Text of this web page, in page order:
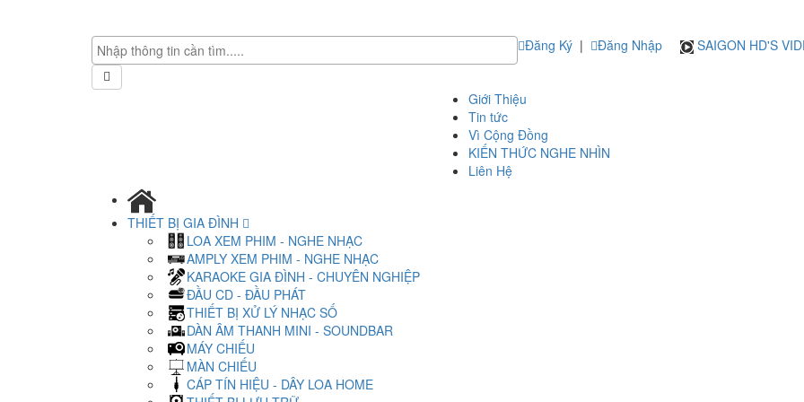
Đăng Ký | Đăng Nhập SAIGON HD'S
Giới Thiệu
Tin tức
Vì Cộng Đồng
KIẾN THỨC NGHE NHÌN
Liên Hệ
THIẾT BỊ GIA ĐÌNH
LOA XEM PHIM - NGHE NHẠC
AMPLY XEM PHIM - NGHE NHẠC
KARAOKE GIA ĐÌNH - CHUYÊN NGHIỆP
ĐẦU CD - ĐẦU PHÁT
THIẾT BỊ XỬ LÝ NHẠC SỐ
DÀN ÂM THANH MINI - SOUNDBAR
MÁY CHIẾU
MÀN CHIẾU
CÁP TÍN HIỆU - DÂY LOA HOME